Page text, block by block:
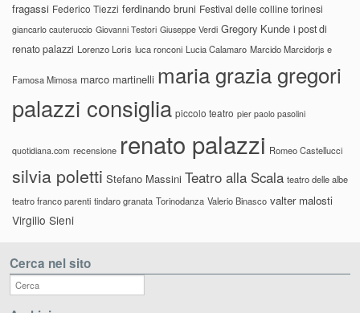
fragassi Federico Tiezzi ferdinando bruni Festival delle colline torinesi
giancarlo cauteruccio Giovanni Testori Giuseppe Verdi Gregory Kunde i post di
renato palazzi Lorenzo Loris luca ronconi Lucia Calamaro Marcido Marcidorjs e
Famosa Mimosa marco martinelli maria grazia gregori
palazzi consiglia piccolo teatro pier paolo pasolini
quotidiana.com recensione renato palazzi Romeo Castellucci
silvia poletti Stefano Massini Teatro alla Scala teatro delle albe
teatro franco parenti tindaro granata Torinodanza Valerio Binasco valter malosti
Virgilio Sieni
Cerca nel sito